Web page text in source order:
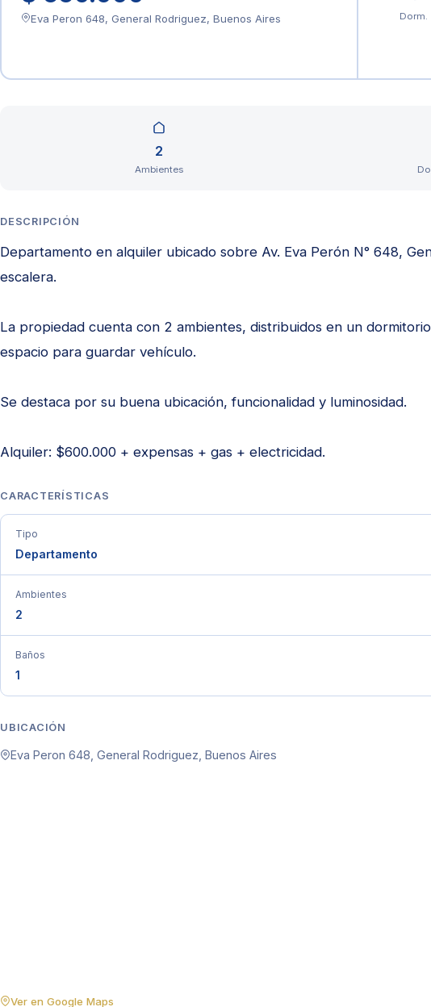
Eva Peron 648, General Rodriguez, Buenos Aires Dorm.
2
Ambientes
DESCRIPCIÓN
Departamento en alquiler ubicado sobre Av. Eva Perón N° 648,
escalera.
La propiedad cuenta con 2 ambientes, distribuidos en un
espacio para guardar vehículo.
Se destaca por su buena ubicación, funcionalidad y luminosidad.
Alquiler: $600.000 + expensas + gas + electricidad.
CARACTERÍSTICAS
Tipo
Departamento
Ambientes
2
Baños
1
UBICACIÓN
Eva Peron 648, General Rodriguez, Buenos Aires
Ver en Google Maps